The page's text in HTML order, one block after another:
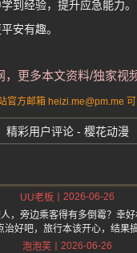
到经验，提升应急能力。
安有趣。
，更多本文资料/独家视
方邮箱 heizi.me@pm.me
精彩用户评论 - 樱花动漫
UU老板
2026-06-26
，旁边乘客得有多倒霉？幸
好吧，旅行本该开心，结果
泡泡芙
2026-06-26